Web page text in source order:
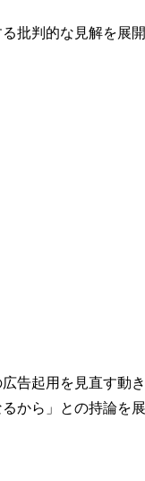
批判的な見解を展
告起用を見直す動
から」との持論を展